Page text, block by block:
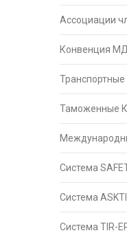
Ассоциации
Конвенция
Таможенные
Система
Система
Система TIR-